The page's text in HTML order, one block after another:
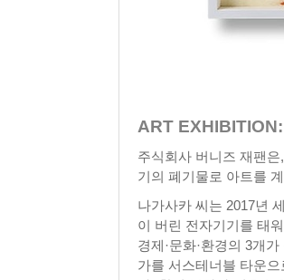
ART
주식회사 버니즈 재팬
기의 폐기물로 아트를
나가사카 씨는 2017년
이 버린 전자기기를 태
경제·문화·환경의 3개
가를 서스테너블 타운